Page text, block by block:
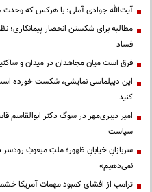
آیت‌الله جوادی آملی: با هرکس که وحدت
مطالبه برای شکستن انحصار پیمانکاری؛
فساد
فرق است میان مجاهدان در میدان و
این دیپلماسی نمایشی، شکست خورده
کنید
امیر دبیری‌مهر در سوگ دکتر ابوالقاسم
سیاست
سربازانِ خیابانِ ظهور؛ ملتِ مبعوثِ رودسر
نمی‌دهیم»
ترامپ از افشای کمبود مهمات آمریکا